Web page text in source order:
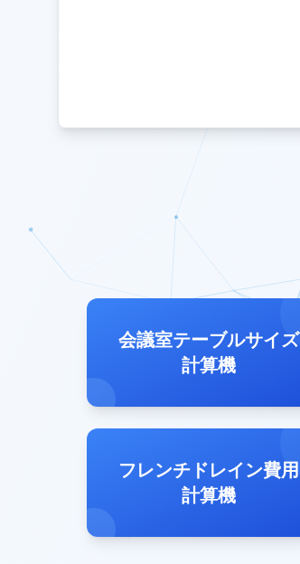
会議室テーブルサイズ
計算機
フレンチドレイン費用
計算機